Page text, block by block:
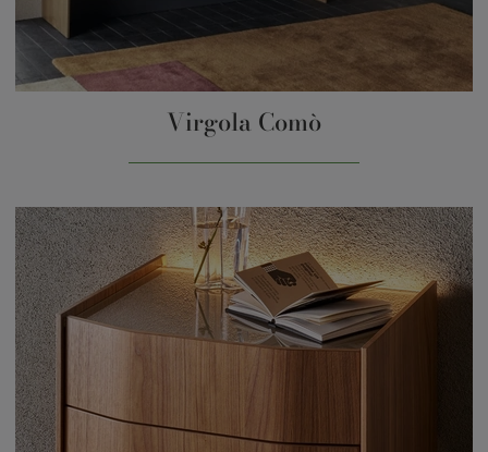
Virgola Comò